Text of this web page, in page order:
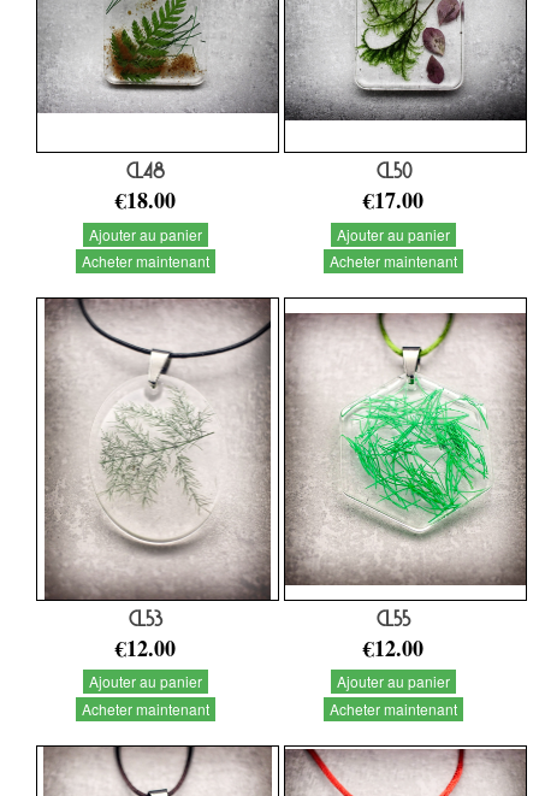
CL48
€18.00
Ajouter au panier
Acheter maintenant
CL50
€17.00
Ajouter au panier
Acheter maintenant
CL53
€12.00
Ajouter au panier
Acheter maintenant
CL55
€12.00
Ajouter au panier
Acheter maintenant